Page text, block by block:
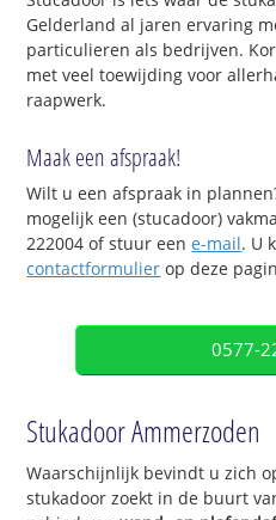
Gelderland al jaren ervaring
particulieren als bedrijven.
met veel toewijding voor
raapwerk.
Maak een afspraak!
Wilt u een afspraak in
mogelijk een (stucadoor)
222004 of stuur eene-mail. U
contactformulier op deze
0577-
Stukadoor Ammerzoden
Waarschijnlijk bevindt u zich
stukadoor zoekt in de buurt